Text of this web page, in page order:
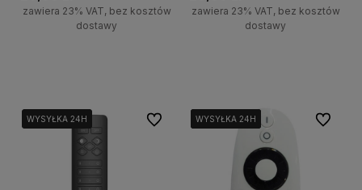
zawiera 23% VAT, bez kosztów
dostawy
zawiera 23% VAT, bez kosztów
dostawy
WYSYŁKA 24H
WYSYŁKA 24H Do ulubionychWYSYŁKA 24H
WYSYŁKA 24H
WYSYŁKA 24H
WYSYŁKA 24H Do